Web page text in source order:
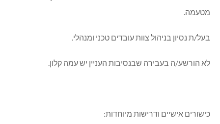
מטעמה.
בעל/ת נסיון בניהול צוות עובדים טכני ומנהלי.
לא הורשע/ה בעבירה שבנסיבות העניין יש עמה קלון.
כישורים אישיים ודרישות מיוחדות: